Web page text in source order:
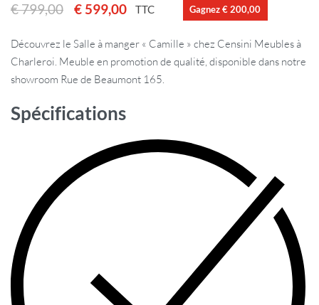
€799,00 € 599,00 TTC Gagnez € 200,00
Découvrez le Salle à manger « Camille » chez Censini Meubles à
Charleroi. Meuble en promotion de qualité, disponible dans notre
showroom Rue de Beaumont 165.
Spécifications